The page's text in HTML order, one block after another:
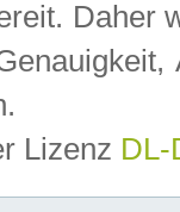
Daher
Lizenz